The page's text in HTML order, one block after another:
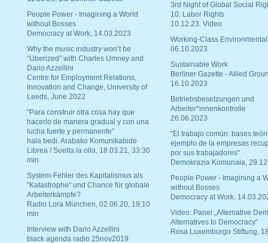
People Power - Imagining a World
without Bosses
Democracy at Work, 14.03.2023
Why the music industry won’t be
“Uberized” with Charles Umney and
Dario Azzellini
Centre for Employment Relations,
Innovation and Change, University of
Leeds, June 2022
"Para construir otra cosa hay que
hacerlo de manera gradual y con una
lucha fuerte y permanente"
hala bedi. Arabako Komunikabide
Librea / Suelta la olla, 18.03.21, 33:30
min
System-Fehler des Kapitalismus als
"Katastrophe" und Chance für globale
Arbeiterkämpfe?
Radio Lora München, 02.06.20, 19:10
min
Interview with Dario Azzellini
black agenda radio 25nov2019
3rd Night of Global Social
10: Labor Rights
10.12.23. Video
Working-Class
06.10.2023
Sustainable Work
Berliner Gazette - Allied
16.10.2023
Betriebsbesetzungen und
Arbeiter*innenkontrolle
26.06.2023
"El trabajo común: bases
ejemplo de la empresas
por sus trabajadores"
Demokrazia Komunala,
People Power - Imagining a
without Bosses
Democracy at Work,
Video: Panel „Alternative
Alternatives to Democracy“
Rosa Luxemburgo Stiftung,